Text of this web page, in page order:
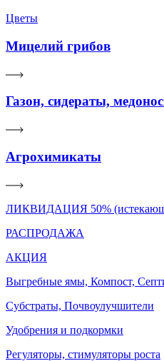
Цветы
Мицелий грибов
Газон, сидераты,
Агрохимикаты
ЛИКВИДАЦИЯ 50%
РАСПРОДАЖА
АКЦИЯ
Выгребные ямы, Компост,
Субстраты, Почвоулучшители
Удобрения и подкормки
Регуляторы, стимуляторы роста